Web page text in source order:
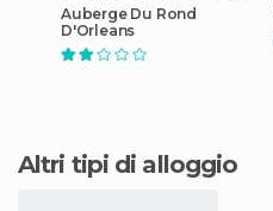
Auberge Du Rond
D'Orleans
Altri tipi di alloggio